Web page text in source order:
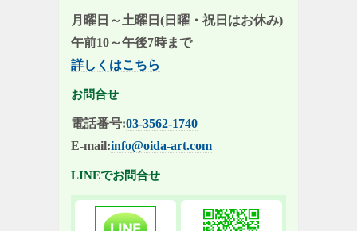
月曜日～土曜日(日曜・祝日はお休み)
午前10～午後7時まで
詳しくはこちら
お問合せ
電話番号:03-3562-1740
E-mail:info@oida-art.com
LINEでお問合せ